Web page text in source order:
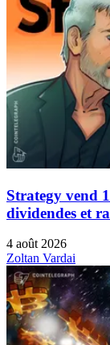
Strategy vend
dividendes et
4 août 2026
Zoltan Vardai